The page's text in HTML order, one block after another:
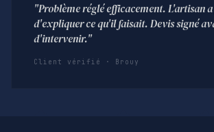
"Problème réglé efficacement. L'artisan
d'expliquer ce qu'il faisait. Devis signé
d'intervenir."
Client vérifié · Brouy